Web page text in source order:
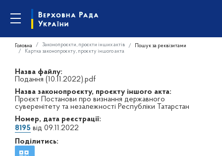
Головна Законопроєкти, проєкти інших актів
Пошук за реквізитами
Картка законопроєкту, проєкту іншого акта
Назва файлу:
Подання (10.11.2022).pdf
Назва законопроєкту, проєкту іншого акта:
Проєкт Постанови про визнання державного
суверенітету та незалежності Республіки Татарстан
Номер, дата реєстрації:
8195 від 09.11.2022
Поділитись: